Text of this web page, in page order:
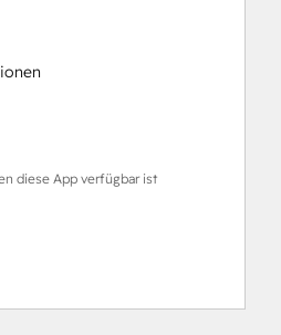
diese App verfügbar ist